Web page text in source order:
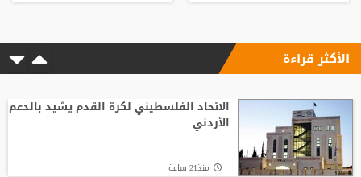
الأكثر قراءة
الاتحاد الفلسطيني لكرة القدم يشيد بالدعم
الأردني
منذ21 ساعة